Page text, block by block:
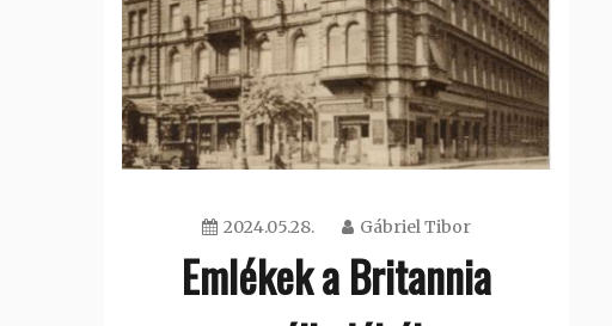
2024.05.28. Gábriel Tibor
Emlékek a Britannia